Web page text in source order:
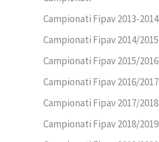
Campionati Fipav 2013-2014
Campionati Fipav 2014/2015
Campionati Fipav 2015/2016
Campionati Fipav 2016/2017
Campionati Fipav 2017/2018
Campionati Fipav 2018/2019